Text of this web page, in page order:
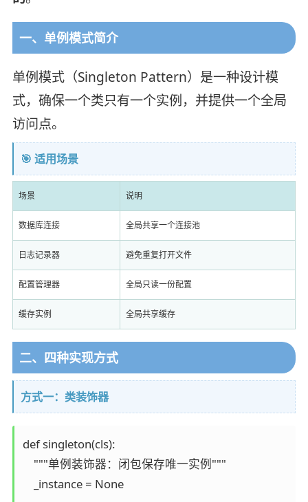
一、单例模式简介
单例模式（Singleton Pattern）是一种设计模
式，确保一个类只有一个实例，并提供一个全局
访问点。
🎯 适用场景
场景 说明
数据库连接 全局共享一个连接池
日志记录器 避免重复打开文件
配置管理器 全局只读一份配置
缓存实例 全局共享缓存
二、四种实现方式
方式一：类装饰器
def singleton(cls):
    """单例装饰器：闭包保存唯一实例"""
    _instance = None